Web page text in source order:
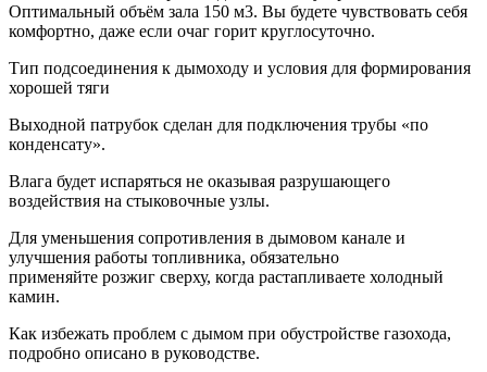
Оптимальный объём зала 150 м3. Вы будете чувствовать себя
комфортно, даже если очаг горит круглосуточно.
Тип подсоединения к дымоходу и условия для формирования
хорошей тяги
Выходной патрубок сделан для подключения трубы «по
конденсату».
Влага будет испаряться не оказывая разрушающего
воздействия на стыковочные узлы.
Для уменьшения сопротивления в дымовом канале и
улучшения работы топливника, обязательно
применяйте розжиг сверху, когда растапливаете холодный
камин.
Как избежать проблем с дымом при обустройстве газохода,
подробно описано в руководстве.